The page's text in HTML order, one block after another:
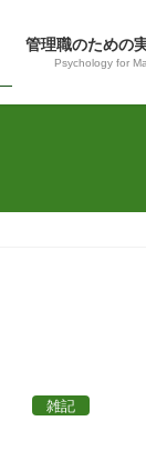
管理職のための
Psychology for
雑記